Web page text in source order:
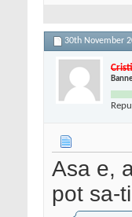
30th November
Asa e,
pot sa-